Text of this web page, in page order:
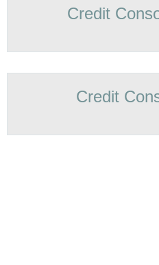
Credit
Credit